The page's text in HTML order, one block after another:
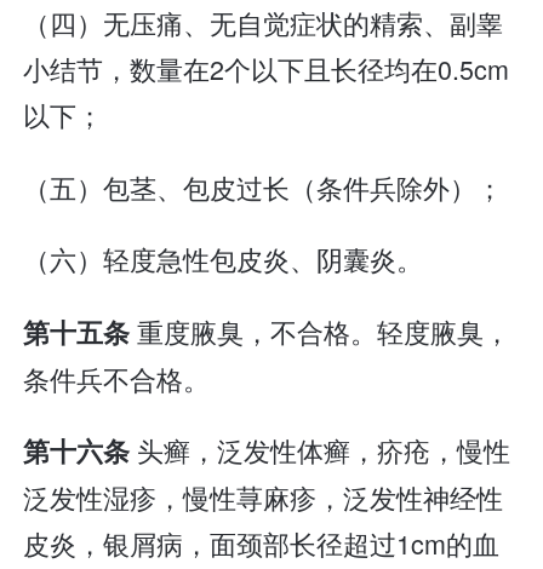
（四）无压痛、无自觉症状的精索、副睾
小结节，数量在2个以下且长径均在0.5cm
以下；
（五）包茎、包皮过长（条件兵除外）；
（六）轻度急性包皮炎、阴囊炎。
第十五条重度腋臭，不合格。轻度腋臭，
条件兵不合格。
第十六条 头癣，泛发性体癣，疥疮，慢性
泛发性湿疹，慢性荨麻疹，泛发性神经性
皮炎，银屑病，面颈部长径超过1cm的血